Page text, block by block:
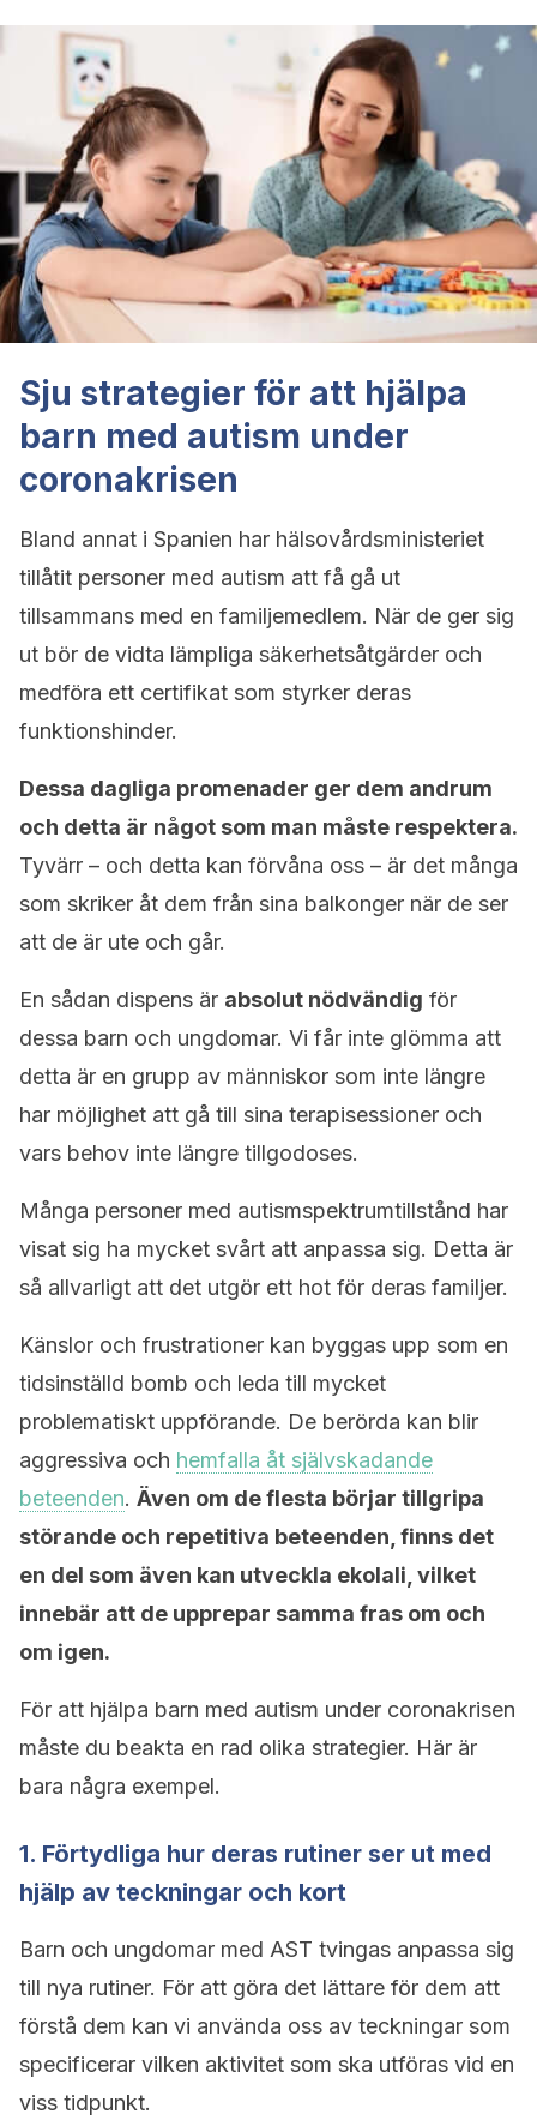
Sju strategier för att hjälpa
barn med autism under
coronakrisen
Bland annat i Spanien har hälsovårdsministeriet
tillåtit personer med autism att få gå ut
tillsammans med en familjemedlem. När de ger sig
ut bör de vidta lämpliga säkerhetsåtgärder och
medföra ett certifikat som styrker deras
funktionshinder.
Dessa dagliga promenader ger dem andrum
och detta är något som man måste respektera.
Tyvärr – och detta kan förvåna oss – är det många
som skriker åt dem från sina balkonger när de ser
att de är ute och går.
En sådan dispens är absolut nödvändig för
dessa barn och ungdomar. Vi får inte glömma att
detta är en grupp av människor som inte längre
har möjlighet att gå till sina terapisessioner och
vars behov inte längre tillgodoses.
Många personer med autismspektrumtillstånd har
visat sig ha mycket svårt att anpassa sig. Detta är
så allvarligt att det utgör ett hot för deras familjer.
Känslor och frustrationer kan byggas upp som en
tidsinställd bomb och leda till mycket
problematiskt uppförande. De berörda kan blir
aggressiva och hemfalla åt självskadande
beteenden. Även om de flesta börjar tillgripa
störande och repetitiva beteenden, finns det
en del som även kan utveckla ekolali, vilket
innebär att de upprepar samma fras om och
om igen.
För att hjälpa barn med autism under coronakrisen
måste du beakta en rad olika strategier. Här är
bara några exempel.
1. Förtydliga hur deras rutiner ser ut med
hjälp av teckningar och kort
Barn och ungdomar med AST tvingas anpassa sig
till nya rutiner. För att göra det lättare för dem att
förstå dem kan vi använda oss av teckningar som
specificerar vilken aktivitet som ska utföras vid en
viss tidpunkt.